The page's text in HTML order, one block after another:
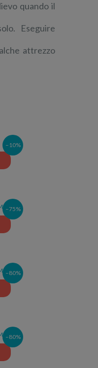
quando il
Eseguire
attrezzo
–10%
–75%
–80%
–80%